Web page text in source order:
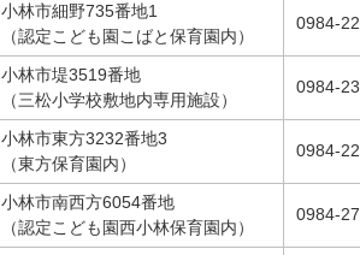
小林市細野735番地1
（認定こども園こばと保育園内）
0984-
小林市堤3519番地
（三松小学校敷地内専用施設）
0984-
小林市東方3232番地3
（東方保育園内）
0984-
小林市南西方6054番地
（認定こども園西小林保育園内）
0984-